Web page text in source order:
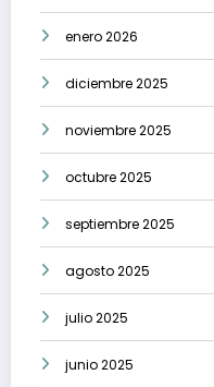
enero 2026
diciembre 2025
noviembre 2025
octubre 2025
septiembre 2025
agosto 2025
julio 2025
junio 2025